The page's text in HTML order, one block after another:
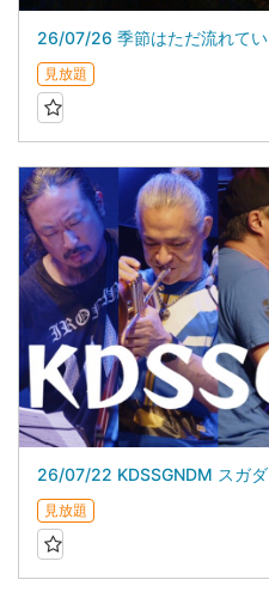
26/07/26 季節はただ流れて
見放題
26/07/22 KDSSGNDM スガ
見放題